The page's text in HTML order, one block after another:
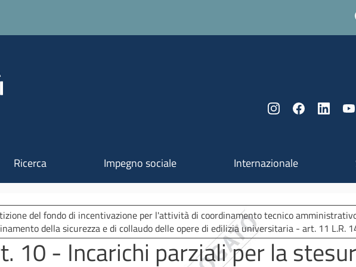
Ricerca Impegno sociale Internazionale
del fondo di incentivazione per l'attività di coordinamento tecnico
della sicurezza e di collaudo delle opere di edilizia universitaria - art. 11 L.R.
10 - Incarichi parziali per la